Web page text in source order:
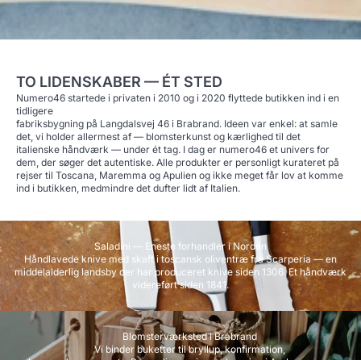
TO LIDENSKABER — ÉT STED
Numero46 startede i privaten i 2010 og i 2020 flyttede butikken ind i en
tidligere
fabriksbygning på Langdalsvej 46 i Brabrand. Ideen var enkel: at samle
det, vi holder allermest af — blomsterkunst og kærlighed til det
italienske håndværk — under ét tag. I dag er numero46 et univers for
dem, der søger det autentiske. Alle produkter er personligt kurateret på
rejser til Toscana, Maremma og Apulien og ikke meget får lov at komme
ind i butikken, medmindre det dufter lidt af Italien.
Saladini — Eneste forhandler i Norden
Håndlavede knive med skaft i toscansk oliventræ fra Scarperia — en
middelalderlig landsby der har produceret knive siden 1306. Et håndværk
videreført siden 1841.
Blomsterværksted i Brabrand
Vi binder buketter til bryllup, konfirmation,